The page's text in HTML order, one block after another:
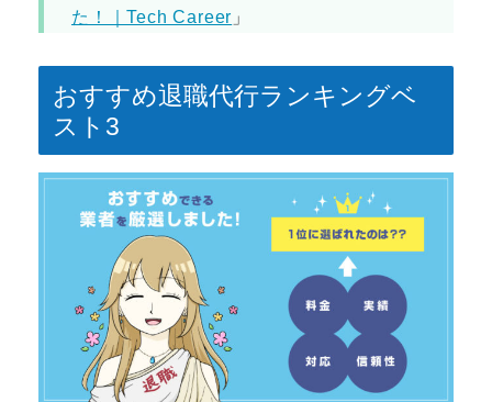
た！｜Tech Career 」
おすすめ退職代行ランキングベ
スト3